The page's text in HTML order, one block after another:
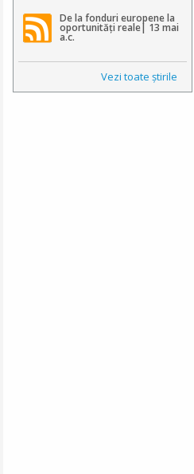
De la fonduri europene la
oportunități reale| 13 mai
a.c.
Vezi toate ştirile